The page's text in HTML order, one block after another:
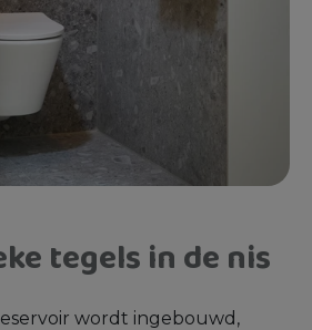
tegels in de nis
wordt ingebouwd,